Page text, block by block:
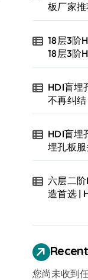
板厂家
18层3阶
18层3阶
HDI盲埋
不再纠
HDI盲埋
埋孔板
六层二
造首选 |
您尚未收到